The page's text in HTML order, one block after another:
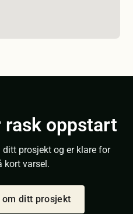
oppstart
prosjekt og er klare for
kort varsel.
om ditt prosjekt